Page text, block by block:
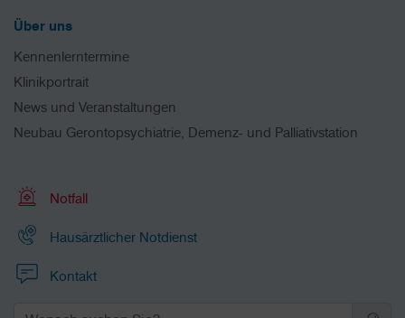
Über uns
Kennenlerntermine
Klinikportrait
News und Veranstaltungen
Neubau Gerontopsychiatrie, Demenz- und Palliativstation
Notfall
Hausärztlicher Notdienst
Kontakt